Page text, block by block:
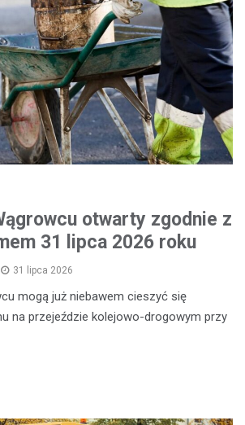
otwarty zgodnie z
31 lipca 2026 roku
31 lipca 2026
mogą już niebawem cieszyć się
na przejeździe kolejowo-drogowym przy